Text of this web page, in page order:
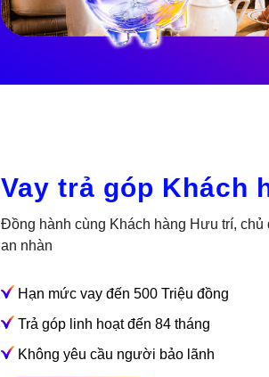
Vay trả góp Khách
Đồng hành cùng Khách hàng Hưu trí,
an nhàn
Hạn mức vay đến 500 Triệu đồng
Trả góp linh hoạt đến 84 tháng
Không yêu cầu người bảo lãnh